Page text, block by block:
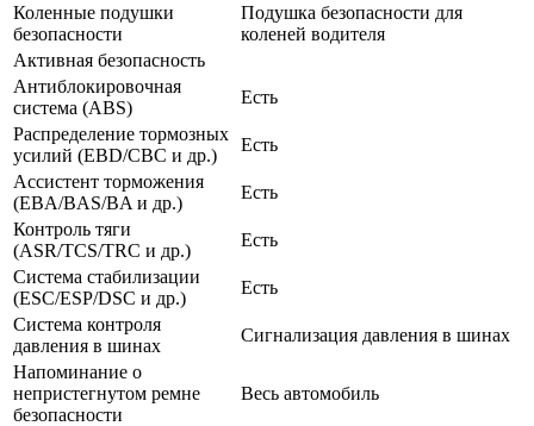
Коленные подушки
безопасности
Подушка безопасности для
коленей водителя
Активная безопасность
Антиблокировочная
система (ABS)
Есть
Распределение тормозных
усилий (EBD/CBC и др.)
Есть
Ассистент торможения
(EBA/BAS/BA и др.)
Есть
Контроль тяги
(ASR/TCS/TRC и др.)
Есть
Система стабилизации
(ESC/ESP/DSC и др.)
Есть
Система контроля
давления в шинах
Сигнализация давления в шинах
Напоминание о
непристегнутом ремне
безопасности
Весь автомобиль